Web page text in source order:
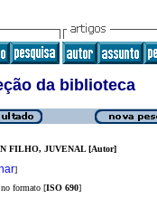
da biblioteca
FILHO, JUVENAL [Autor]
]
formato [ISO 690]